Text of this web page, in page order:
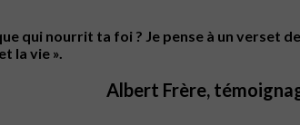
qui nourrit ta foi ? Je pense à un verset
la vie ».
Albert Frère,